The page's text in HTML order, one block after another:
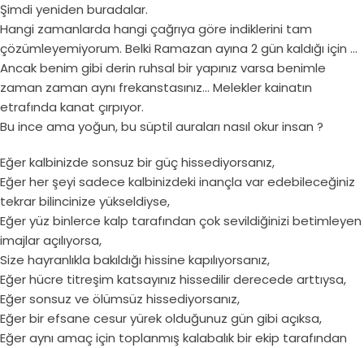
Şimdi yeniden buradalar.
Hangi zamanlarda hangi çağrıya göre indiklerini tam
çözümleyemiyorum. Belki Ramazan ayına 2 gün kaldığı için …
Ancak benim gibi derin ruhsal bir yapınız varsa benimle
zaman zaman aynı frekanstasınız… Melekler kainatın
etrafında kanat çırpıyor.
Bu ince ama yoğun, bu süptil auraları nasıl okur insan ?
Eğer kalbinizde sonsuz bir güç hissediyorsanız,
Eğer her şeyi sadece kalbinizdeki inançla var edebileceğiniz
tekrar bilincinize yükseldiyse,
Eğer yüz binlerce kalp tarafından çok sevildiğinizi betimleyen
imajlar açılıyorsa,
Size hayranlıkla bakıldığı hissine kapılıyorsanız,
Eğer hücre titreşim katsayınız hissedilir derecede arttıysa,
Eğer sonsuz ve ölümsüz hissediyorsanız,
Eğer bir efsane cesur yürek olduğunuz gün gibi açıksa,
Eğer aynı amaç için toplanmış kalabalık bir ekip tarafından